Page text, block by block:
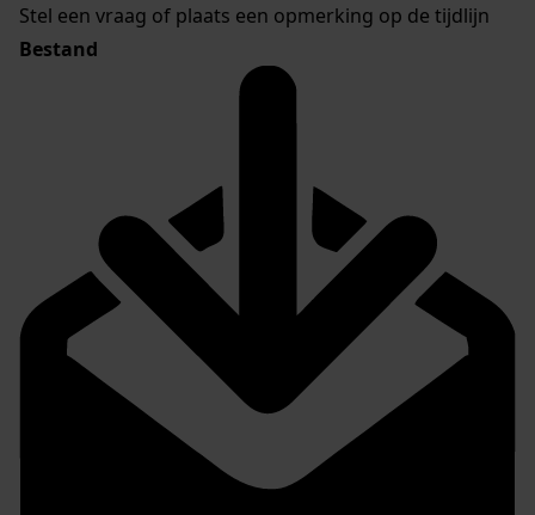
Stel een vraag of plaats een opmerking op de tijdlijn
Bestand